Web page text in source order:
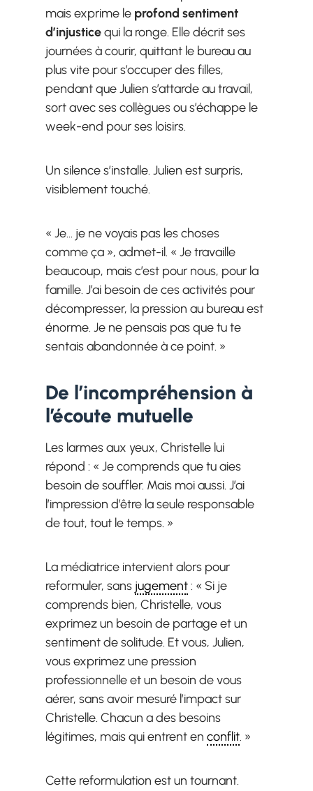
mais exprime le profond sentiment
d’injusticequi la ronge. Elle décrit ses
journées à courir, quittant le bureau au
plus vite pour s’occuper des filles,
pendant que Julien s’attarde au travail,
sort avec ses collègues ou s’échappe le
week-end pour ses loisirs.
Un silence s’installe. Julien est surpris,
visiblement touché.
« Je… je ne voyais pas les choses
comme ça », admet-il. « Je travaille
beaucoup, mais c’est pour nous, pour la
famille. J’ai besoin de ces activités pour
décompresser, la pression au bureau est
énorme. Je ne pensais pas que tu te
sentais abandonnée à ce point. »
De l’incompréhension à
l’écoute mutuelle
Les larmes aux yeux, Christelle lui
répond : « Je comprends que tu aies
besoin de souffler. Mais moi aussi. J’ai
l’impression d’être la seule responsable
de tout, tout le temps. »
La médiatrice intervient alors pour
reformuler, sans jugement: « Si je
comprends bien, Christelle, vous
exprimez un besoin de partage et un
sentiment de solitude. Et vous, Julien,
vous exprimez une pression
professionnelle et un besoin de vous
aérer, sans avoir mesuré l’impact sur
Christelle. Chacun a des besoins
légitimes, mais qui entrent en conflit. »
Cette reformulation est un tournant.